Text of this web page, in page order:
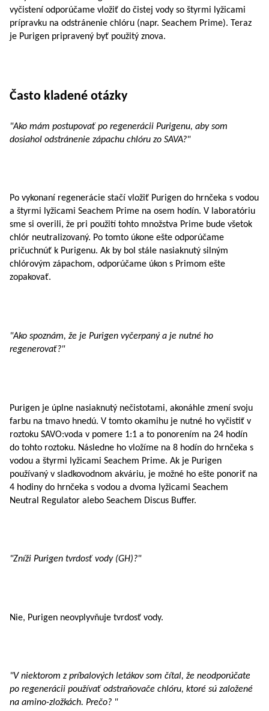
vyčistení odporúčame vložiť do čistej vody so štyrmi lyžicami
prípravku na odstránenie chlóru (napr. Seachem Prime). Teraz
je Purigen pripravený byť použitý znova.
Často kladené otázky
"Ako mám postupovať po regenerácii Purigenu, aby som
dosiahol odstránenie zápachu chlóru zo SAVA?"
Po vykonaní regenerácie stačí vložiť Purigen do hrnčeka s vodou
a štyrmi lyžicami Seachem Prime na osem hodín. V laboratóriu
sme si overili, že pri použití tohto množstva Prime bude všetok
chlór neutralizovaný. Po tomto úkone ešte odporúčame
pričuchnúť k Purigenu. Ak by bol stále nasiaknutý silným
chlórovým zápachom, odporúčame úkon s Primom ešte
zopakovať.
"Ako spoznám, že je Purigen vyčerpaný a je nutné ho
regenerovať?"
Purigen je úplne nasiaknutý nečistotami, akonáhle zmení svoju
farbu na tmavo hnedú. V tomto okamihu je nutné ho vyčistiť v
roztoku SAVO:voda v pomere 1:1 a to ponorením na 24 hodín
do tohto roztoku. Následne ho vložíme na 8 hodín do hrnčeka s
vodou a štyrmi lyžicami Seachem Prime. Ak je Purigen
používaný v sladkovodnom akváriu, je možné ho ešte ponoriť na
4 hodiny do hrnčeka s vodou a dvoma lyžicami Seachem
Neutral Regulator alebo Seachem Discus Buffer.
"Zníži Purigen tvrdosť vody (GH)?"
Nie, Purigen neovplyvňuje tvrdosť vody.
"V niektorom z príbalových letákov som čítal, že neodporúčate
po regenerácii používať odstraňovače chlóru, ktoré sú založené
na amino-zložkách. Prečo? "